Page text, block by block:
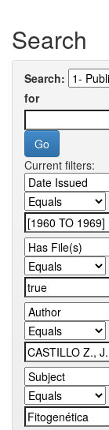
Search
Search:
for
Current filters: